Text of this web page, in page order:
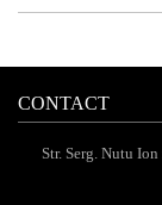
CONTACT
Str. Serg. Nutu